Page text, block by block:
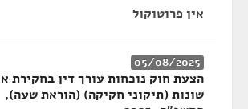
אין פרוטוקול
05/08/2025
הצעת חוק נוכחות עורך דין בחקירת
שונות (תיקוני חקיקה) (הוראת שעה),